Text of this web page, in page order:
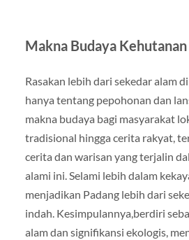
Makna Budaya
Rasakan lebih dari sekedar alam
hanya tentang pepohonan dan
makna budaya bagi masyarakat
tradisional hingga cerita rakyat,
cerita dan warisan yang terjalin
alami ini. Selami lebih dalam
menjadikan Padang lebih dari
indah. Kesimpulannya,berdiri
alam dan signifikansi ekologis,